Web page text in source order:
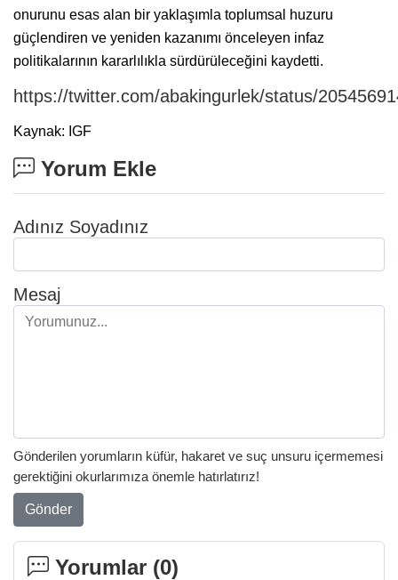
onurunu esas alan bir yaklaşımla toplumsal huzuru
güçlendiren ve yeniden kazanımı önceleyen infaz
politikalarının kararlılıkla sürdürüleceğini kaydetti.
https://twitter.com/abakingurlek/status/
Kaynak: IGF
Yorum Ekle
Adınız Soyadınız
Mesaj
Gönderilen yorumların küfür, hakaret ve suç unsuru içermemesi
gerektiğini okurlarımıza önemle hatırlatırız!
Gönder
Yorumlar (0)